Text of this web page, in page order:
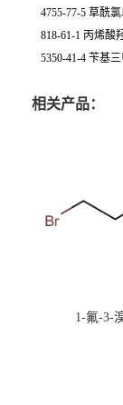
4755-77-5 草酰
818-61-1 丙烯酸
5350-41-4 苄基
相关产品：
1-氟-3-